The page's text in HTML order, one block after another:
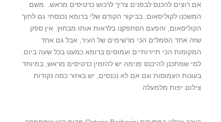
אם רוצים להכנס לבפנים צריך לרכוש כרטיסים מראש. משם
המשכנו לקוליסאום. בביקור הקודם שלי ברומא נכנסתי גם לתוך
הקוליסאום, והפעם הסתפקנו בלראות אותו מבחוץ. אין ספק
שזה אחד הסמלים הכי מרשימים של העיר, אבל גם אחד
המקומות הכי תיירותיים ועמוסים ברומא כמעט בכל שעה ביום.
למי שמתכנן להיכנס פנימה יש להזמין כרטיסים מראש, במיוחד
בעונות העמוסות וגם אם לא נכנסים, יש באזור כמה נקודות
צילום יפות מלמעלה